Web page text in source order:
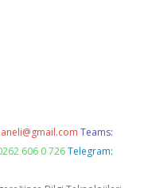
Teams:
606 0 726 Telegram: